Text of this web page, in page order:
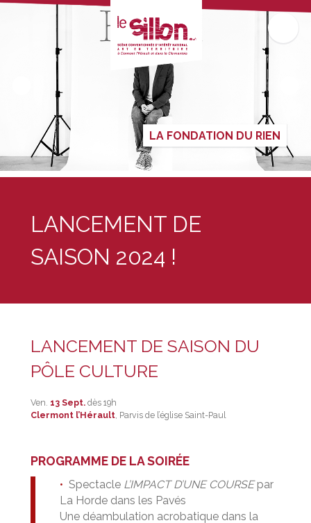
LA FONDATION DU RIEN
LANCEMENT DE
SAISON 2024 !
LANCEMENT DE SAISON DU
PÔLE CULTURE
Ven. 13 Sept. dès 19h
Clermont l’Hérault , Parvis de l’église Saint-Paul
PROGRAMME DE LA SOIRÉE
Spectacle L’IMPACT D’UNE COURSEpar
La Horde dans les Pavés
Une déambulation acrobatique dans la